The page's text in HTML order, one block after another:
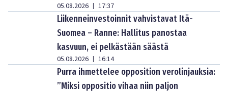
05.08.2026 | 17:37
Liikenneinvestoinnit vahvistavat Itä-
Suomea – Ranne: Hallitus panostaa
kasvuun, ei pelkästään säästä
05.08.2026 | 16:14
Purra ihmettelee opposition verolinjauksia:
”Miksi oppositio vihaa niin paljon